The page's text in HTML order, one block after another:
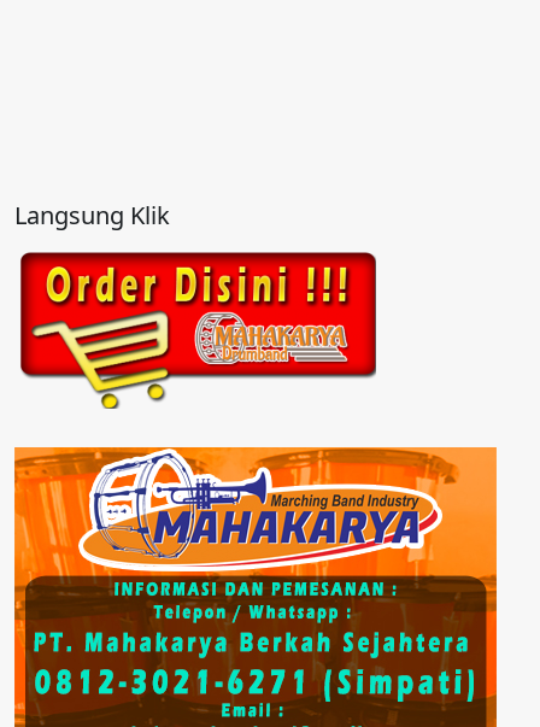
Langsung Klik